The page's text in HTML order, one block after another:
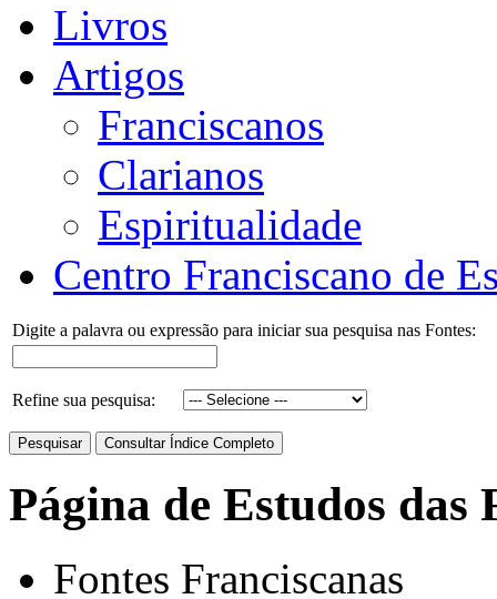
Livros
Artigos
Franciscanos
Clarianos
Espiritualidade
Centro Franciscano de
Digite a palavra ou expressão para iniciar sua pesquisa nas Fontes:
Refine sua pesquisa:
Página de Estudos das
Fontes Franciscanas